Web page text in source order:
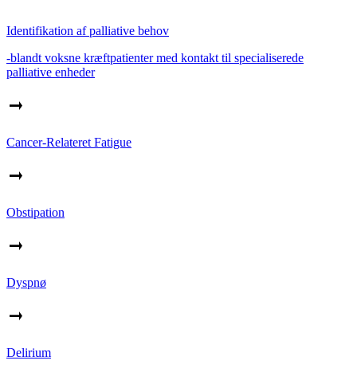
Identifikation af palliative behov
-blandt voksne kræftpatienter med kontakt til specialiserede
palliative enheder
Cancer-Relateret Fatigue
Obstipation
Dyspnø
Delirium